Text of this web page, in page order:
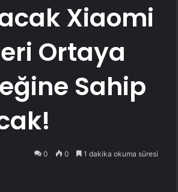
Xiaomi
Ortaya
Sahip
0 0 1 dakika okuma süresi